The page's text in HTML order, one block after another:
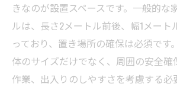
きなのが設置スペースです。一般的な
ルは、長さ2メートル前後、幅1メート
っており、置き場所の確保は必須です
体のサイズだけでなく、周囲の安全確
作業、出入りのしやすさを考慮する必